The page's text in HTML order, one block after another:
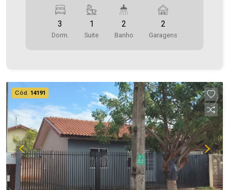
Piscina aquecida com cascata e iluminação Área
construída: 148,64m² Área terreno: 245,00m² A
Imobiliária Ativa possui hoje uma das maiores
uma visita! Imobiliária Ativa | Sinta-se em casa! -
As informações aqui prestadas são verdadeiras,
todavia, reservamo-nos o direito de corrigir
qualquer erro de digitação e/ou ortografia, bem
como alteração dos preços e imagens. Fotos
meramente ilustrativas
3
Dorm.
1
Suite
2
Banho
2
Garagens
Cód. 14191